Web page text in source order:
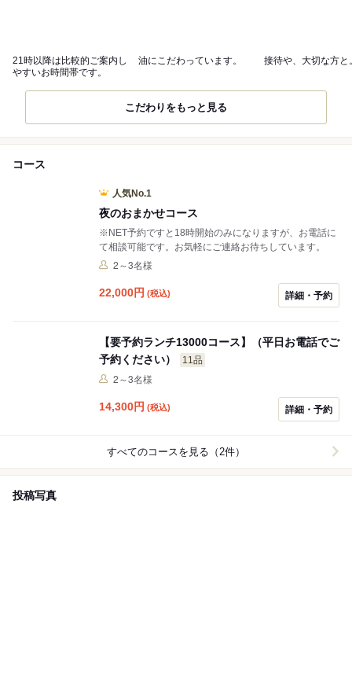
21時以降は比較的ご案内し
やすいお時間帯です。
油にこだわっています。 接待や、大切な方と
こだわりをもっと見る
コース
人気No.1
夜のおまかせコース
※NET予約ですと18時開始のみになりますが、お電話に
て相談可能です。お気軽にご連絡お待ちしています。
2～3名様
22,000円 (税込) 詳細・予約
【要予約ランチ13000コース】（平日お電話でご
予約ください）
11品
2～3名様
14,300円 (税込) 詳細・予約
すべてのコースを見る（2件）
投稿写真